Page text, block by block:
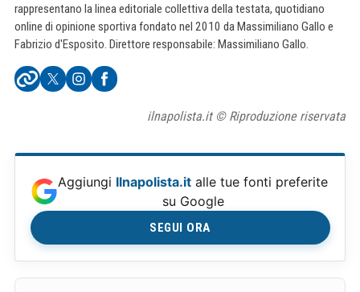
rappresentano la linea editoriale collettiva della testata, quotidiano
online di opinione sportiva fondato nel 2010 da Massimiliano Gallo e
Fabrizio d'Esposito. Direttore responsabile: Massimiliano Gallo.
ilnapolista.it © Riproduzione riservata
Aggiungi Ilnapolista.it alle tue fonti preferite
su Google
SEGUI ORA